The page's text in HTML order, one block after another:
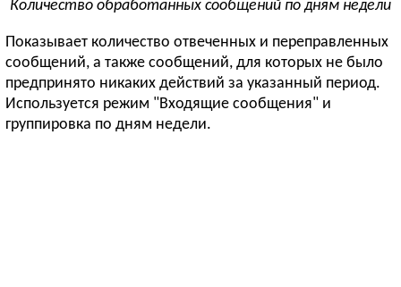
Количество обработанных сообщений по дням недели
Показывает количество отвеченных и переправленных
сообщений, а также сообщений, для которых не было
предпринято никаких действий за указанный период.
Используется режим "Входящие сообщения" и
группировка по дням недели.